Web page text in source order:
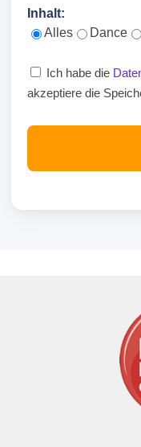
Inhalt:
Alles
Dance
Ich habe die
akzeptiere die